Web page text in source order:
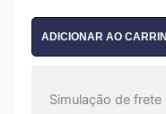
ADICIONAR AO
Simulação de frete